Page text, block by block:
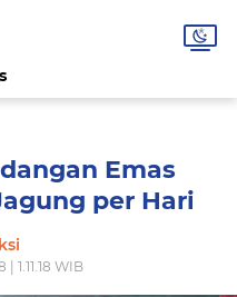
Emas
per Hari
1.11.18 WIB